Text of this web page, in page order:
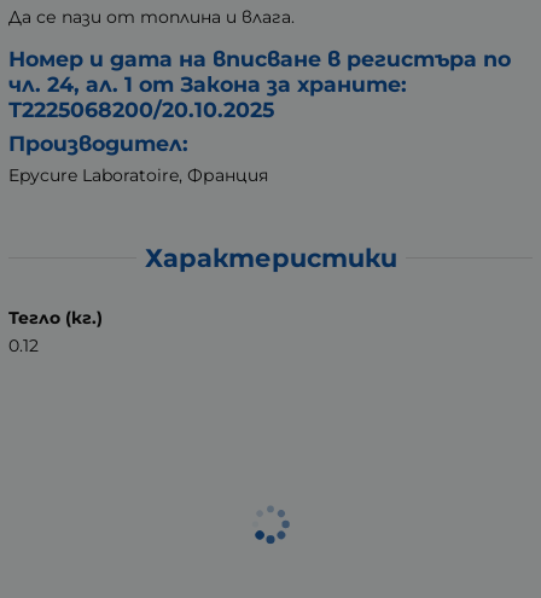
Да се пази от топлина и влага.
Номер и дата на вписване в регистъра по
чл. 24, ал. 1 от Закона за храните:
Т2225068200/20.10.2025
Производител:
Epycure Laboratoire, Франция
Характеристики
Тегло (кг.)
0.12